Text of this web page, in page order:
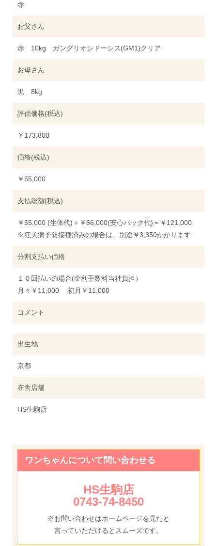
赤
お父さん
赤 10kg ガングリオシドーシス(GM1)クリア
お母さん
黒 8kg
評価価格(税込)
￥173,800
価格(税込)
￥55,000
支払総額(税込)
￥55,000 (生体代)＋￥66,000(安心パック代)＝￥121,000
※狂犬病予防接種済みの場合は、別途￥3,350かかります
分割支払い価格
１０回払いの場合(金利手数料当社負担）
月々￥11,000 初月￥11,000
コメント
出生地
京都
在舎店舗
HS生駒店
ワンちゃんについて問い合わせる
HS生駒店
0743-74-8450
※お問い合わせはホームページを見たと
言っていただけるとスムーズです。